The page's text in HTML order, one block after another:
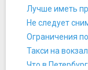
Львиный мост
Поцелуев мост
Синий мост
Музеи
Ботанический
Лучше иметь
Не следует
Ограничения
Такси на
Что в